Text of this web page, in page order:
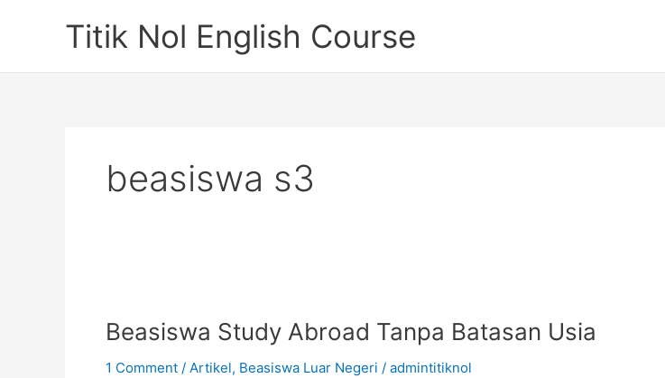
Titik Nol English Course
beasiswa s3
Beasiswa Study Abroad Tanpa Batasan Usia
1 Comment / Artikel, Beasiswa Luar Negeri / admintitiknol